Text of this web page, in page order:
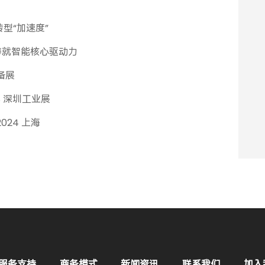
“加速度”
智能核心驱动力
展
深圳工业展
上海